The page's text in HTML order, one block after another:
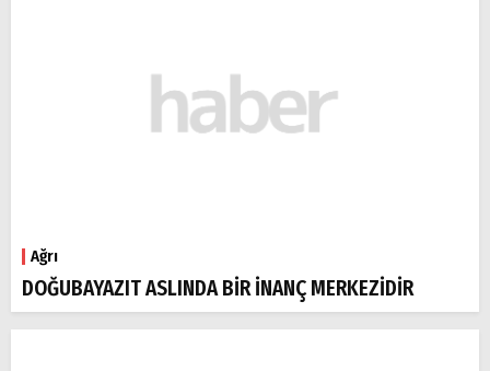
Ağrı
DOĞUBAYAZIT ASLINDA BİR İNANÇ MERKEZİDİR